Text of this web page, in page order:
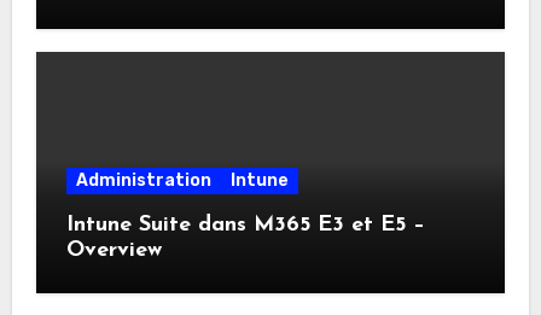
Administration Intune
Intune Suite dans M365 E3 et E5 –
Overview